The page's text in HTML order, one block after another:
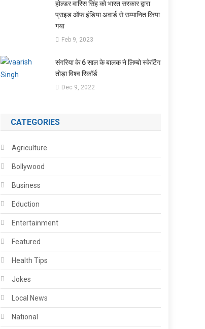
होल्डर वारिस सिंह को भारत सरकार द्वारा
प्राइड ऑफ इंडिया अवार्ड से सम्मानित किया
गया
Feb 9, 2023
संगरिया के 6 साल के बालक ने लिम्बो स्केटिंग
तोड़ा विश्व रिकॉर्ड
Dec 9, 2022
CATEGORIES
Agriculture
Bollywood
Business
Eduction
Entertainment
Featured
Health Tips
Jokes
Local News
National